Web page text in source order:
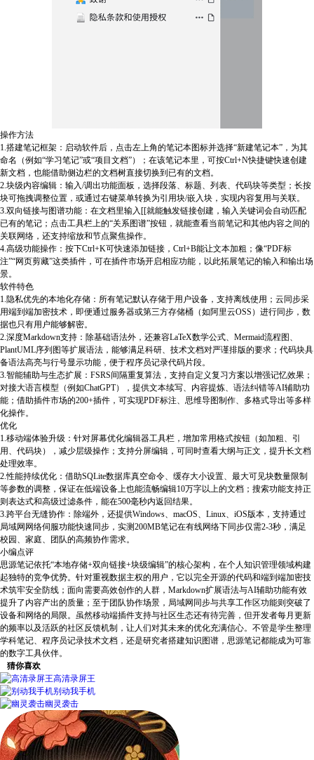
操作方法
1.搭建笔记框架：启动软件后，点击左上角的笔记本图标并选择“新建笔记本”，为其
命名（例如“学习笔记”或“项目文档”）；在该笔记本里，可按Ctrl+N快捷键快速创建
新文档，也能借助侧边栏的文档树直接切换到已有的文档。
2.块级内容编辑：输入/调出功能面板，选择段落、标题、列表、代码块等类型；长按
块可拖拽调整位置，或通过右键菜单转换为引用块/嵌入块，实现内容复用与关联。
3.双向链接与图谱功能：在文档里输入[[就能触发链接创建，输入关键词会自动匹配
已有的笔记；点击工具栏上的“关系图谱”按钮，就能查看当前笔记和其他内容之间的
关联网络，还支持缩放和节点聚焦操作。
4.高级功能操作：按下Ctrl+K可快速添加链接，Ctrl+B能让文本加粗；像“PDF标
注”“网页剪藏”这类插件，可在插件市场开启相应功能，以此拓展笔记的输入和输出场
景。
软件特色
1.隐私优先的本地化存储：所有笔记默认存储于用户设备，支持离线使用；云同步采
用端到端加密技术，即便通过服务器或第三方存储桶（如阿里云OSS）进行同步，数
据也只有用户能够解密。
2.深度Markdown支持：除基础语法外，还兼容LaTeX数学公式、Mermaid流程图、
PlantUML序列图等扩展语法，能够满足科研、技术文档对严谨排版的要求；代码块具
备语法高亮与行号显示功能，便于程序员记录代码片段。
3.智能辅助与生态扩展：FSRS间隔重复算法，支持自定义复习方案以增强记忆效果；
对接大语言模型（例如ChatGPT），提供文本续写、内容提炼、语法纠错等AI辅助功
能；借助插件市场的200+插件，可实现PDF标注、思维导图制作、多格式导出等多样
化操作。
优化
1.移动端体验升级：针对屏幕优化编辑器工具栏，增加常用格式按钮（如加粗、引
用、代码块），减少层级操作；支持分屏编辑，可同时查看大纲与正文，提升长文档
处理效率。
2.性能持续优化：借助SQLite数据库真空命令、缓存大小设置、最大可见块数量限制
等参数的调整，保证在低端设备上也能流畅编辑10万字以上的文档；搜索功能支持正
则表达式和高级过滤条件，能在500毫秒内返回结果。
3.跨平台无缝协作：除端外，还提供Windows、macOS、Linux、iOS版本，支持通过
局域网网络伺服功能快速同步，实测200MB笔记在有线网络下同步仅需2-3秒，满足
校园、家庭、团队的高频协作需求。
小编点评
思源笔记依托“本地存储+双向链接+块级编辑”的核心架构，在个人知识管理领域构建
起独特的竞争优势。针对重视数据主权的用户，它以完全开源的代码和端到端加密技
术筑牢安全防线；面向需要高效创作的人群，Markdown扩展语法与AI辅助功能有效
提升了内容产出的质量；至于团队协作场景，局域网同步与共享工作区功能则突破了
设备和网络的局限。虽然移动端插件支持与社区生态还有待完善，但开发者每月更新
的频率以及活跃的社区反馈机制，让人们对其未来的优化充满信心。不管是学生整理
学科笔记、程序员记录技术文档，还是研究者搭建知识图谱，思源笔记都能成为可靠
的数字工具伙伴。
猜你喜欢
高清录屏王
别动我手机
幽灵袭击